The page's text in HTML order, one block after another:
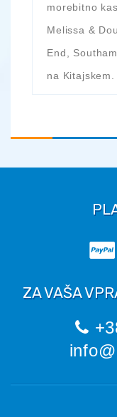
morebitno
Melissa &
End,
na Kitajskem.
ZA VAŠA